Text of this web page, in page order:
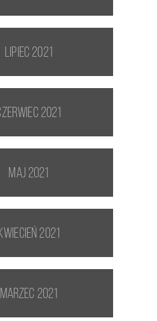
lipiec 2021
2021
maj 2021
2021
marzec 2021